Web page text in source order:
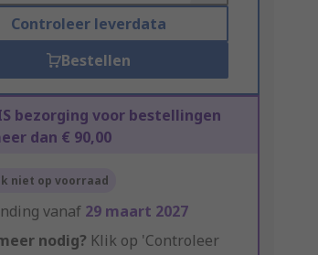
Controleer leverdata
Bestellen
bezorging voor bestellingen
dan € 90,00
niet op voorraad
vanaf 29 maart 2027
nodig? Klik op 'Controleer